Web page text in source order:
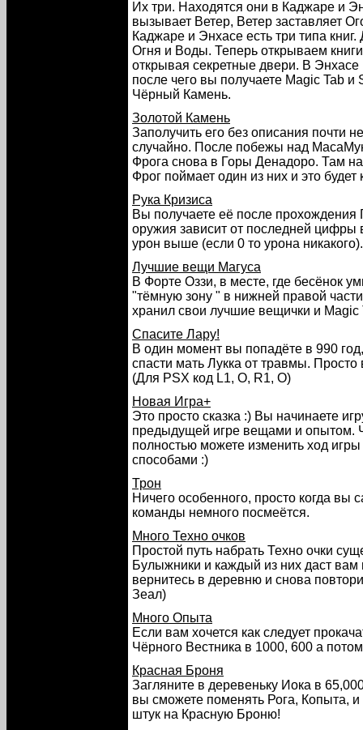
Их три. Находятся они в Каджаре и
вызывает Ветер, Ветер заставляет
Каджаре и Энхасе есть три типа
Огня и Воды. Теперь открываем
открывая секретные двери. В
после чего вы получаете Magic Tab
Чёрный Камень.
Золотой Камень
Заполучить его без описания почти
случайно. После побежы над
Фрога снова в Горы Денадоро. Там
Фрог поймает один из них и это
Рука Кризиса
Вы получаете её после прохождения
оружия зависит от последней
урон выше (если 0 то урона никакого).
Лучшие вещи Магуса
В Форте Оззи, в месте, где бесёнок
"тёмную зону " в нижней правой
хранил свои лучшие вещички и Magic
Спасите Лару!
В один момент вы попадёте в 990
спасти мать Лукка от травмы.
(Для PSX код L1, O, R1, O)
Новая Игра+
Это просто сказка :) Вы начинаете
предыдущей игре вещами и опытом.
полностью можете изменить ход
способами :)
Трон
Ничего особенного, просто когда вы
команды немного посмеётся.
Много Техно очков
Простой путь набрать Техно очки
Булыжники и каждый из них даст вам
вернитесь в деревню и снова
Зеал)
Много Опыта
Если вам хочется как следует
Чёрного Вестника в 1000, 600 а
Красная Броня
Загляните в деревеньку Иока в
вы сможете поменять Рога, Копыта,
штук на Красную Броню!